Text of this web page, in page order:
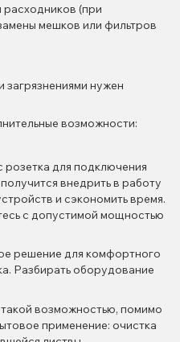
расходников (при
мешков или фильтров
нужен
возможности:
для подключения
внедрить в работу
и сэкономить время.
с допустимой мощностью
решение для комфортного
Разбирать оборудование
возможностью, помимо
применение: очистка